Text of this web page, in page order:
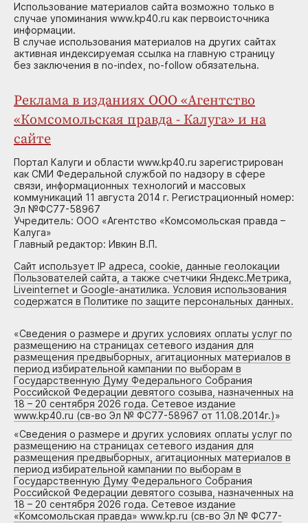
Использование материалов сайта возможно только в
случае упоминания www.kp40.ru как первоисточника
информации.
В случае использования материалов на других сайтах
активная индексируемая ссылка на главную страницу
без заключения в no-index, no-follow обязательна.
Реклама в изданиях ООО «Агентство
«Комсомольская правда - Калуга» и на
сайте
Портал Калуги и области www.kp40.ru зарегистрирован
как СМИ Федеральной службой по надзору в сфере
связи, информационных технологий и массовых
коммуникаций 11 августа 2014 г. Регистрационный номер:
Эл №ФС77-58967
Учредитель: ООО «Агентство «Комсомольская правда –
Калуга»
Главный редактор: Ивкин В.П.
Сайт использует IP адреса, cookie, данные геолокации
Пользователей сайта, а также счетчики Яндекс.Метрика,
Liveinternet и Google-анатилика. Условия использования
содержатся в Политике по защите персональных данных.
«Сведения о размере и других условиях оплаты услуг по
размещению на страницах сетевого издания для
размещения предвыборных, агитационных материалов в
период избирательной кампании по выборам в
Государственную Думу Федерального Собрания
Российской Федерации девятого созыва, назначенных на
18 – 20 сентября 2026 года. Сетевое издание
www.kp40.ru (св-во Эл № ФС77-58967 от 11.08.2014г.)»
«Сведения о размере и других условиях оплаты услуг по
размещению на страницах сетевого издания для
размещения предвыборных, агитационных материалов в
период избирательной кампании по выборам в
Государственную Думу Федерального Собрания
Российской Федерации девятого созыва, назначенных на
18 – 20 сентября 2026 года. Сетевое издание
«Комсомольская правда» www.kp.ru (св-во Эл № ФС77-